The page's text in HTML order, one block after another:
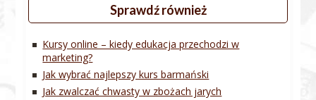
Sprawdź również
Kursy online – kiedy edukacja przechodzi w
marketing?
Jak wybrać najlepszy kurs barmański
Jak zwalczać chwasty w zbożach jarych